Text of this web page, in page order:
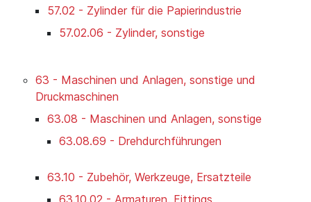
57.02 - Zylinder für die Papierindustrie
57.02.06 - Zylinder, sonstige
63 - Maschinen und Anlagen, sonstige und
Druckmaschinen
63.08 - Maschinen und Anlagen, sonstige
63.08.69 - Drehdurchführungen
63.10 - Zubehör, Werkzeuge, Ersatzteile
63.10.02 - Armaturen, Fittings